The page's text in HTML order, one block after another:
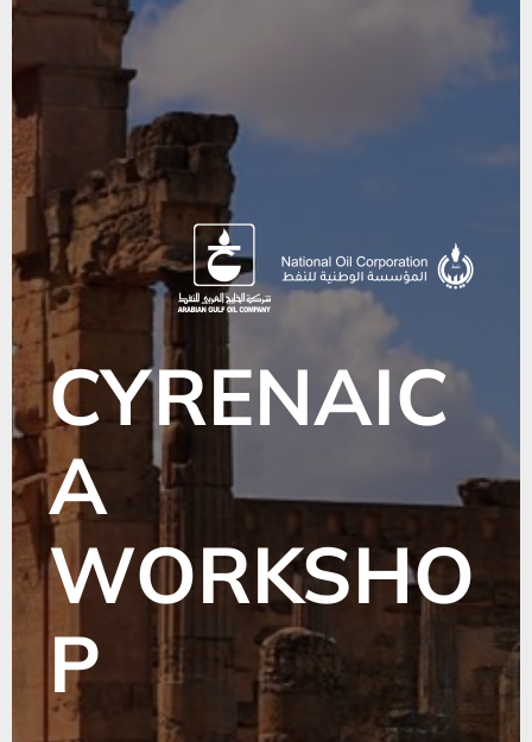
CYRENAIC
A
WORKSHO
P